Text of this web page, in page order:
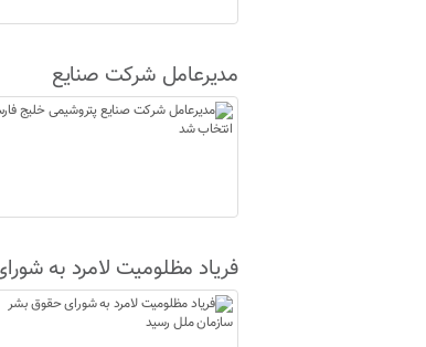
مدیرعامل شرکت صنایع
پتروشیمی خلیج فارس
شد
فریاد مظلومیت لامرد به
حقوق بشر سازمان ملل رسید